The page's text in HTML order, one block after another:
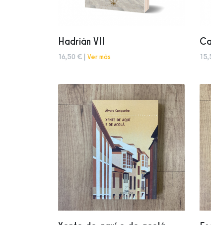
Hadrián VII
16,50 € | Ver más